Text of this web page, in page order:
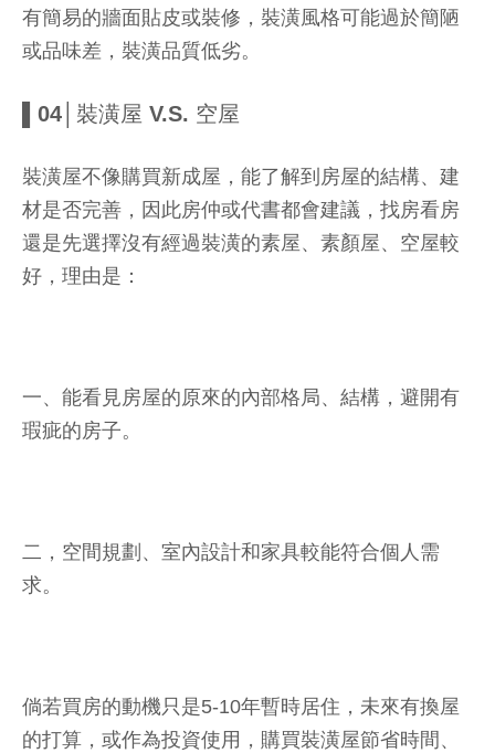
有簡易的牆面貼皮或裝修，裝潢風格可能過於簡陋
或品味差，裝潢品質低劣。
▌04│裝潢屋 V.S. 空屋
裝潢屋不像購買新成屋，能了解到房屋的結構、建
材是否完善，因此房仲或代書都會建議，找房看房
還是先選擇沒有經過裝潢的素屋、素顏屋、空屋較
好，理由是：
一、能看見房屋的原來的內部格局、結構，避開有
瑕疵的房子。
二，空間規劃、室內設計和家具較能符合個人需
求。
倘若買房的動機只是5-10年暫時居住，未來有換屋
的打算，或作為投資使用，購買裝潢屋節省時間、